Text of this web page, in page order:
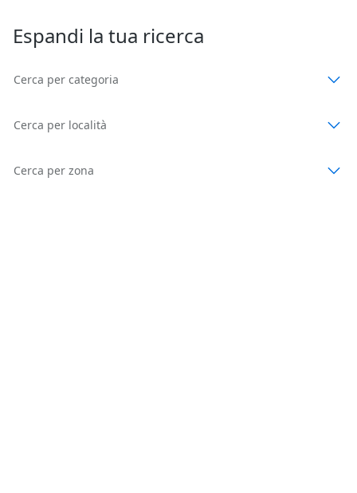
Espandi la tua ricerca
Cerca per categoria
Cerca per località
Cerca per zona